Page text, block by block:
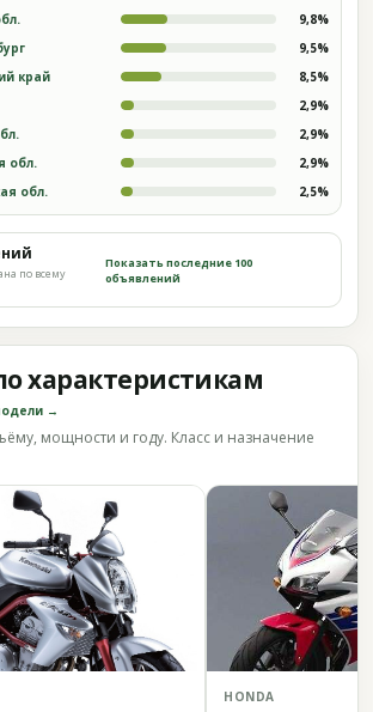
9,8%
9,5%
край 8,5%
2,9%
2,9%
обл. 2,9%
обл. 2,5%
по всему
Показать последние 100
объявлений
характеристикам
→
мощности и году. Класс и назначение
HONDA